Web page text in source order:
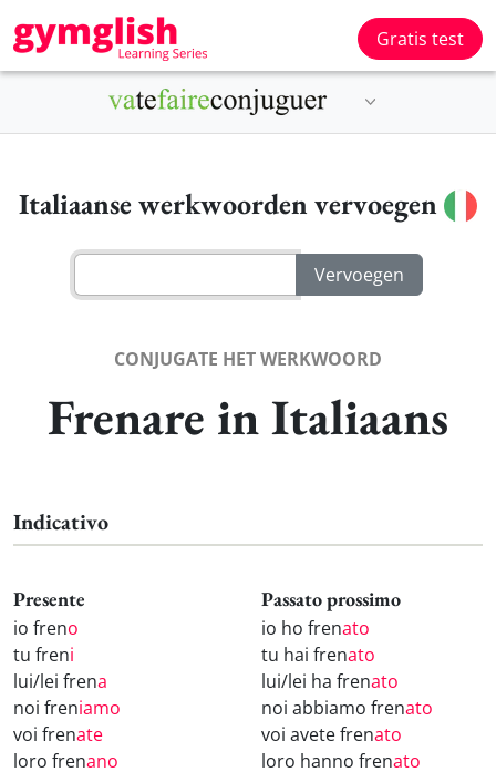
Gratis test
Italiaanse werkwoorden vervoegen
CONJUGATE HET WERKWOORD
Frenare in Italiaans
Indicativo
Presente
io freno
tu freni
lui/lei frena
noi freniamo
voi frenate
loro frenano
Passato prossimo
io ho frenato
tu hai frenato
lui/lei ha frenato
noi abbiamo frenato
voi avete frenato
loro hanno frenato